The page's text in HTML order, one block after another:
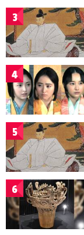
3
4
5
6